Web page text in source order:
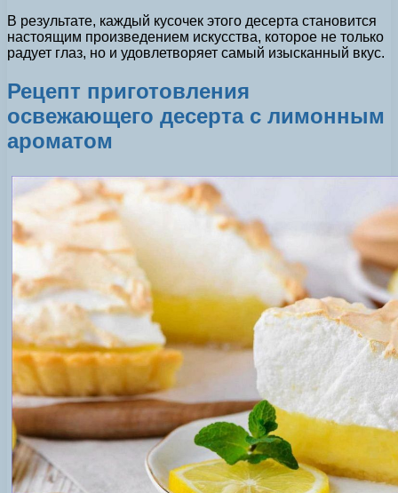
В результате, каждый кусочек этого десерта становится
настоящим произведением искусства, которое не только
радует глаз, но и удовлетворяет самый изысканный вкус.
Рецепт приготовления
освежающего десерта с лимонным
ароматом